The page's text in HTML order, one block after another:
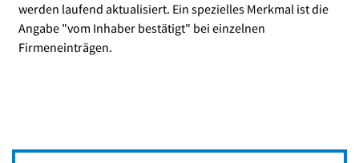
werden laufend aktualisiert. Ein spezielles Merkmal ist die
Angabe "vom Inhaber bestätigt" bei einzelnen
Firmeneinträgen.